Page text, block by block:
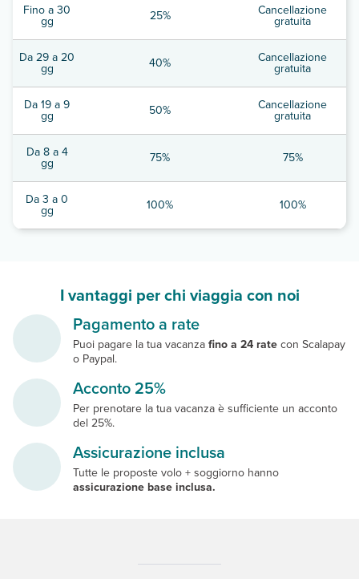
Fino a 30
gg 25% Cancellazione
gratuita
Da 29 a 20
gg 40% Cancellazione
gratuita
Da 19 a 9
gg 50% Cancellazione
gratuita
Da 8 a 4
gg 75% 75%
Da 3 a 0
gg 100% 100%
I vantaggi per chi viaggia con noi
Pagamento a rate
Puoi pagare la tua vacanzafino a 24 ratecon Scalapay
o Paypal.
Acconto 25%
Per prenotare la tua vacanza è sufficiente un acconto
del 25%.
Assicurazione inclusa
Tutte le proposte volo + soggiorno hanno
assicurazione base inclusa.